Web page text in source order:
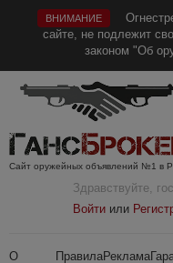
ВНИМАНИЕ
сайте, не подлежит
законом "Об
Сайт оружейных объявлений №1 в
Здравствуйте,
Войти или
О
ПравилаРеклама